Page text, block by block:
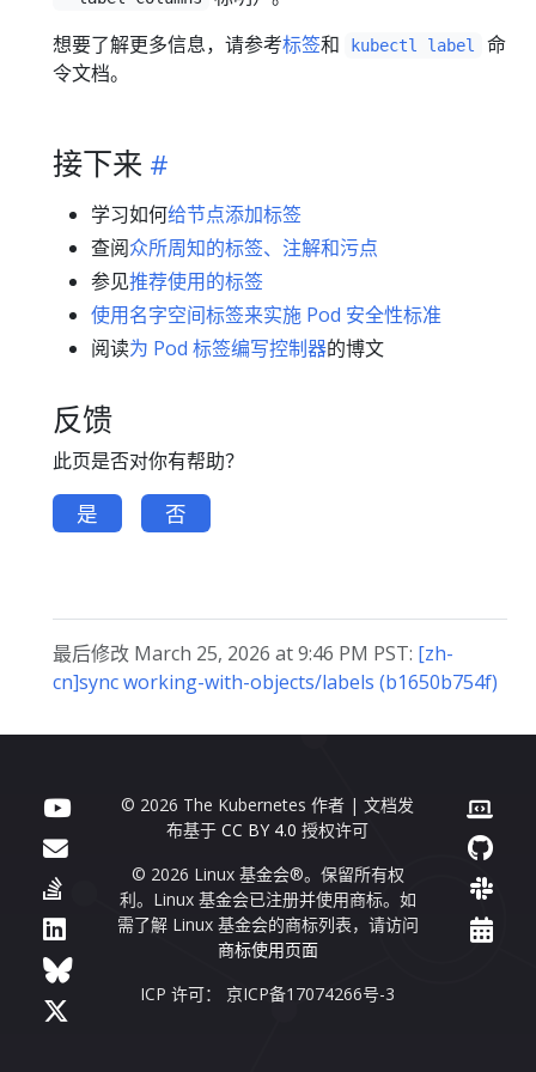
想要了解更多信息，请参考标签和 kubectl label
命
令文档。
接下来
学习如何给节点添加标签
查阅众所周知的标签、注解和污点
参见推荐使用的标签
使用名字空间标签来实施 Pod 安全性标准
阅读为 Pod 标签编写控制器的博文
反馈
此页是否对你有帮助？
是 否
最后修改 March 25, 2026 at 9:46 PM PST: [zh-
cn]sync working-with-objects/labels (b1650b754f)
© 2026 The Kubernetes 作者 | 文档发
布基于CC BY 4.0 授权许可
© 2026 Linux 基金会®。保留所有权
利。Linux 基金会已注册并使用商标。如
需了解 Linux 基金会的商标列表，请访问
商标使用页面
ICP 许可： 京ICP备17074266号-3